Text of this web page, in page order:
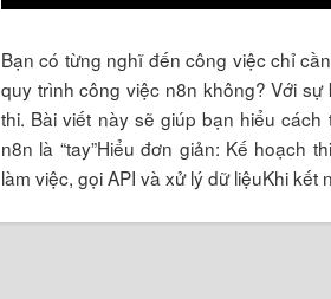
Bạn có từng nghĩ đến công việc chỉ
quy trình công việc n8n không? Với
thi. Bài viết này sẽ giúp bạn hiểu cách
n8n là “tay”Hiểu đơn giản: Kế hoạch
làm việc, gọi API và xử lý dữ liệuKhi kết